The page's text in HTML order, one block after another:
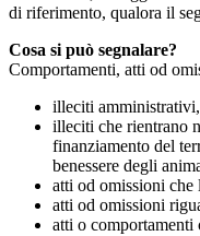
di riferimento, qualora il
Cosa si può segnalare?
Comportamenti, atti od
illeciti
illeciti che rientrano
finanziamento del
benessere degli
atti od omissioni che
atti od omissioni
atti o